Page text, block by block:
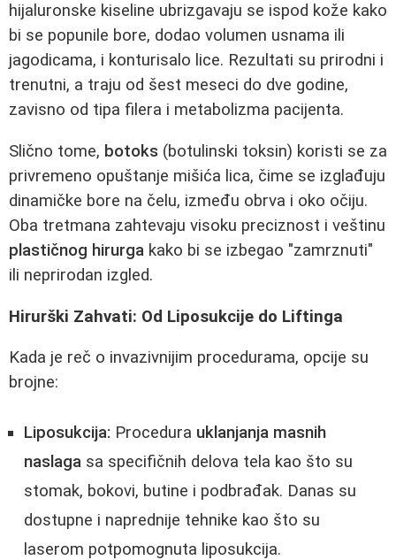
hijaluronske kiseline ubrizgavaju se ispod kože kako
bi se popunile bore, dodao volumen usnama ili
jagodicama, i konturisalo lice. Rezultati su prirodni i
trenutni, a traju od šest meseci do dve godine,
zavisno od tipa filera i metabolizma pacijenta.
Slično tome, botoks (botulinski toksin) koristi se za
privremeno opuštanje mišića lica, čime se izglađuju
dinamičke bore na čelu, između obrva i oko očiju.
Oba tretmana zahtevaju visoku preciznost i veštinu
plastičnog hirurga kako bi se izbegao "zamrznuti"
ili neprirodan izgled.
Hirurški Zahvati: Od Liposukcije do Liftinga
Kada je reč o invazivnijim procedurama, opcije su
brojne:
Liposukcija: Procedura uklanjanja masnih
naslaga sa specifičnih delova tela kao što su
stomak, bokovi, butine i podbrađak. Danas su
dostupne i naprednije tehnike kao što su
laserom potpomognuta liposukcija.